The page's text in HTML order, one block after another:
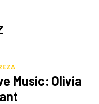
Music: Olivia